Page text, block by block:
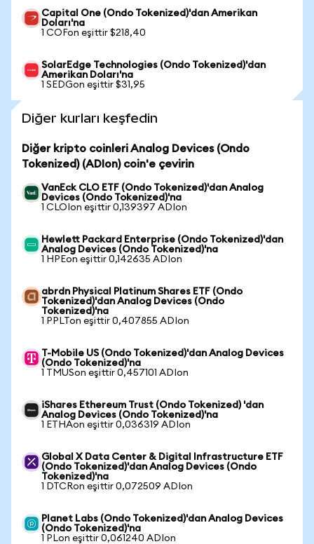
Capital One (Ondo Tokenized)'dan Amerikan
Doları'na
1 COFon eşittir $218,40
SolarEdge Technologies (Ondo Tokenized)'dan
Amerikan Doları'na
1 SEDGon eşittir $31,95
Diğer kurları keşfedin
Diğer kripto coinleri Analog Devices (Ondo
Tokenized) (ADIon) coin'e çevirin
VanEck CLO ETF (Ondo Tokenized)'dan Analog
Devices (Ondo Tokenized)'na
1 CLOIon eşittir 0,139397 ADIon
Hewlett Packard Enterprise (Ondo Tokenized)'dan
Analog Devices (Ondo Tokenized)'na
1 HPEon eşittir 0,142635 ADIon
abrdn Physical Platinum Shares ETF (Ondo
Tokenized)'dan Analog Devices (Ondo
Tokenized)'na
1 PPLTon eşittir 0,407855 ADIon
T-Mobile US (Ondo Tokenized)'dan Analog Devices
(Ondo Tokenized)'na
1 TMUSon eşittir 0,457101 ADIon
iShares Ethereum Trust (Ondo Tokenized) 'dan
Analog Devices (Ondo Tokenized)'na
1 ETHAon eşittir 0,036319 ADIon
Global X Data Center & Digital Infrastructure ETF
(Ondo Tokenized)'dan Analog Devices (Ondo
Tokenized)'na
1 DTCRon eşittir 0,072509 ADIon
Planet Labs (Ondo Tokenized)'dan Analog Devices
(Ondo Tokenized)'na
1 PLon eşittir 0,061240 ADIon